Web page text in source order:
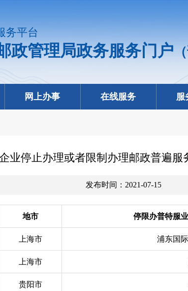
务平台
政管理局政务服务门户
网上办事 在线服务 服
业停止办理或者限制办理邮政普遍
发布时间：2021-07-15
地市 停限办普特服
上海市 浦东国
上海市
贵阳市